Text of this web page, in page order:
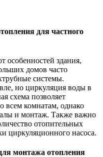
для частного
особенностей здания,
домов часто
системы.
но циркуляция воды в
схема позволяет
всем комнатам, однако
и монтаж. Также важно
отопительных
циркуляционного насоса.
монтажа отопления